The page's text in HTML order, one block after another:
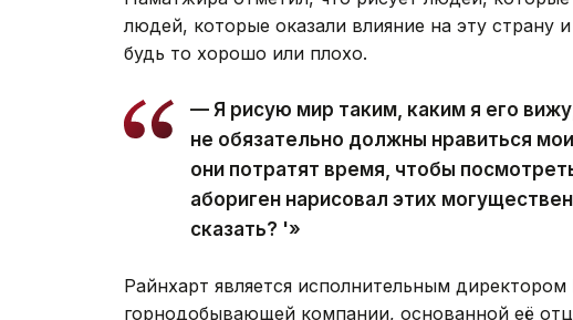
людей, которые оказали влияние на эту страну
будь то хорошо или плохо.
— Я рисую мир таким, каким я его
не обязательно должны нравиться
они потратят время, чтобы
абориген нарисовал этих
сказать? '»
Райнхарт является исполнительным
горнодобывающей компании, основанной её